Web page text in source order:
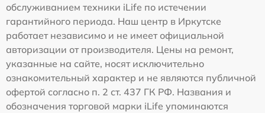
обслуживанием техники iLife по истечении
гарантийного периода. Наш центр в Иркутске
работает независимо и не имеет официальной
авторизации от производителя. Цены на ремонт,
указанные на сайте, носят исключительно
ознакомительный характер и не являются публичной
офертой согласно п. 2 ст. 437 ГК РФ. Названия и
обозначения торговой марки iLife упоминаются